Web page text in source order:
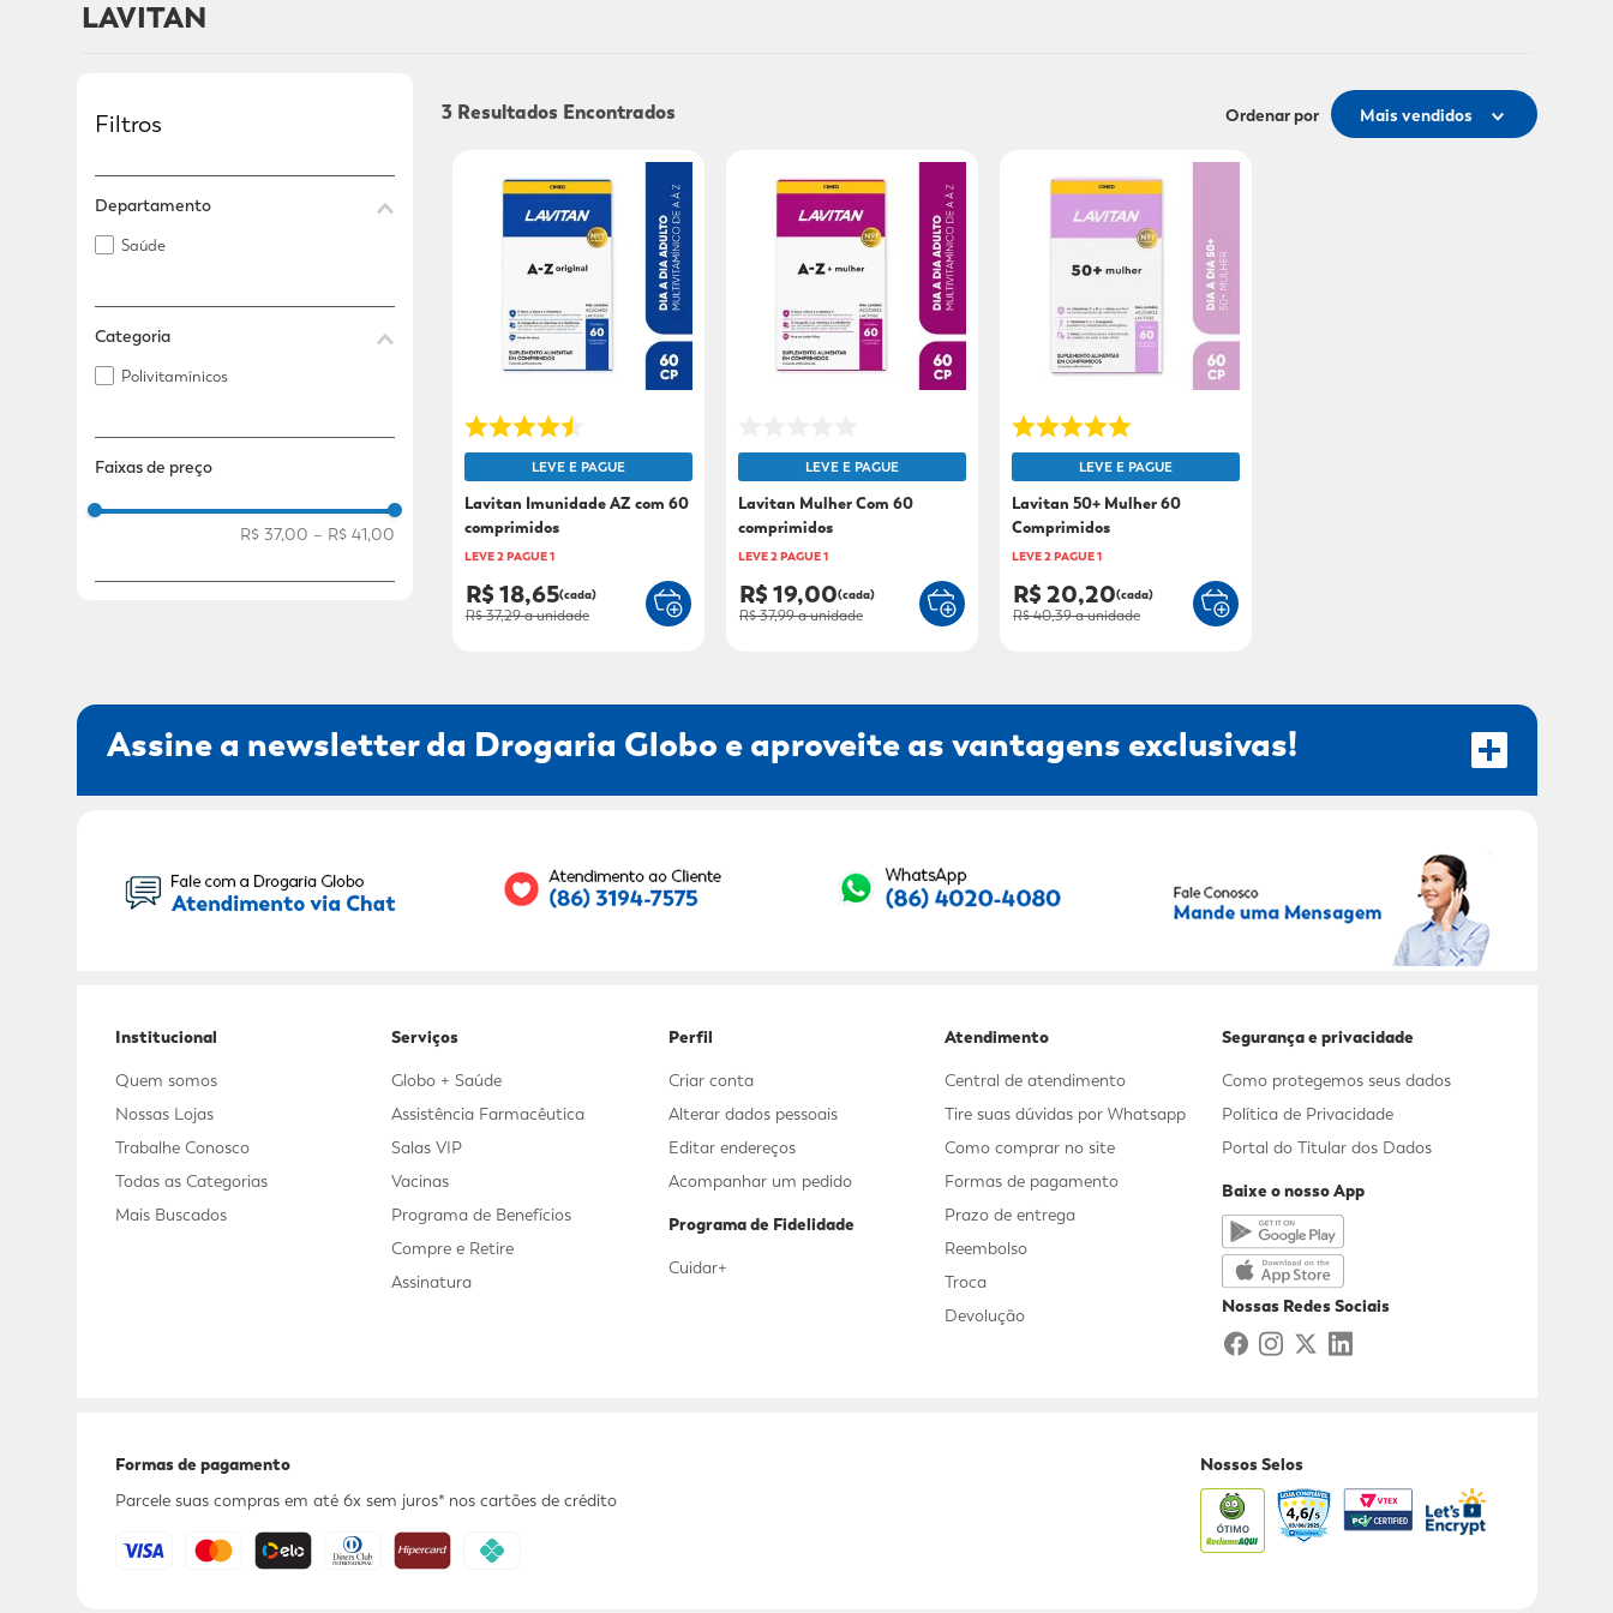
LAVITAN
Filtros
Departamento
Saúde
Categoria
Polivitamínicos
Faixas de preço
R$ 37,00 – R$ 41,00
3 Ordenar por Mais vendidos
LEVE E PAGUE
Lavitan Imunidade AZ com 60
comprimidos
LEVE 2 PAGUE 1
R$ 18,65(cada)
R$ 37,29a unidade
LEVE E PAGUE
Lavitan Mulher Com 60
comprimidos
LEVE 2 PAGUE 1
R$ 19,00(cada)
R$ 37,99a unidade
LEVE E PAGUE
Lavitan 50+ Mulher 60
Comprimidos
LEVE 2 PAGUE 1
R$ 20,20(cada)
R$ 40,39a unidade
Assine a newsletter da Drogaria Globo e aproveite as vantagens exclusivas!
RECEBER OFERTAS EXCLUSIVAS!
Institucional
Quem somos
Nossas Lojas
Trabalhe Conosco
Todas as Categorias
Mais Buscados
Serviços
Globo + Saúde
Assistência Farmacêutica
Salas VIP
Vacinas
Programa de Benefícios
Compre e Retire
Assinatura
Perfil
Criar conta
Alterar dados pessoais
Editar endereços
Acompanhar um pedido
Programa de Fidelidade
Cuidar+
Atendimento
Central de atendimento
Tire suas dúvidas por Whatsapp
Como comprar no site
Formas de pagamento
Prazo de entrega
Reembolso
Troca
Devolução
Segurança e privacidade
Como protegemos seus dados
Política de Privacidade
Portal do Titular dos Dados
Baixe o nosso App
Nossas Redes Sociais
Formas de pagamento
Parcele suas compras em até 6x sem juros* nos cartões de crédito
Nossos Selos